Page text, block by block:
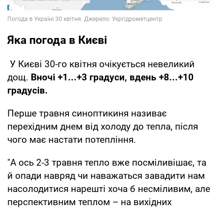
Яка погода в Києві
У Києві 30-го квітня очікується невеликий
дощ. Вночі +1...+3 градуси, вдень +8...+10
градусів.
Перше травня синоптикиня називає
перехідним днем від холоду до тепла, після
чого має настати потепління.
"А ось 2-3 травня тепло вже посміливішає, та
й опади навряд чи наважаться завадити нам
насолодитися нарешті хоча б несміливим, але
перспективним теплом – на вихідних